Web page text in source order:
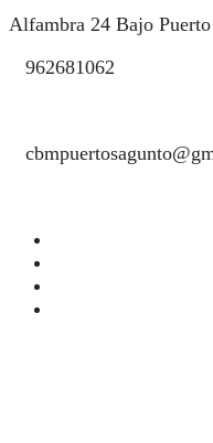
Alfambra 24 Bajo
962681062